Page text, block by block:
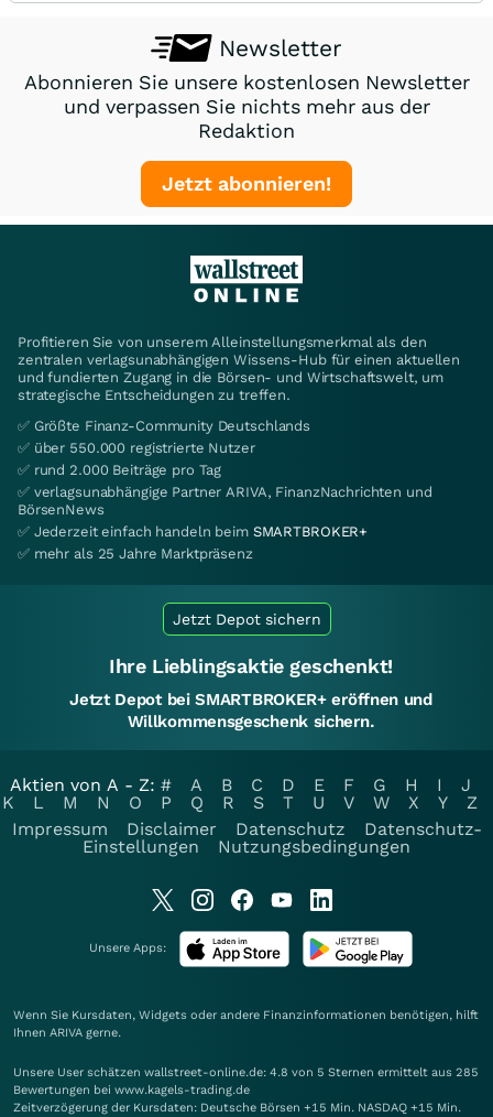
Newsletter
Abonnieren Sie unsere kostenlosen Newsletter
und verpassen Sie nichts mehr aus der
Redaktion
Jetzt abonnieren!
Profitieren Sie von unserem Alleinstellungsmerkmal als den
zentralen verlagsunabhängigen Wissens-Hub für einen aktuellen
und fundierten Zugang in die Börsen- und Wirtschaftswelt, um
strategische Entscheidungen zu treffen.
✅ Größte Finanz-Community Deutschlands
✅ über 550.000 registrierte Nutzer
✅ rund 2.000 Beiträge pro Tag
✅ verlagsunabhängige Partner ARIVA, FinanzNachrichten und
BörsenNews
✅ Jederzeit einfach handeln beim SMARTBROKER+
✅ mehr als 25 Jahre Marktpräsenz
Jetzt Depot sichern
Ihre Lieblingsaktie geschenkt!
Jetzt Depot bei SMARTBROKER+ eröffnen und
Willkommensgeschenk sichern.
Aktien von A - Z: # A B C D E F G H I
J
K
L M N O P Q R S T U V W X Y
Z
Impressum
Disclaimer Datenschutz
Datenschutz-
Einstellungen
Nutzungsbedingungen
Unsere Apps:
Wenn Sie Kursdaten, Widgets oder andere Finanzinformationen benötigen, hilft
Ihnen ARIVA gerne.
Unsere User schätzen wallstreet-online.de: 4.8 von 5 Sternen ermittelt aus 285
Bewertungen bei www.kagels-trading.de
Zeitverzögerung der Kursdaten: Deutsche Börsen +15 Min. NASDAQ +15 Min.